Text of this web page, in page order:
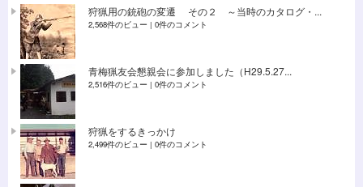
狩猟用の銃砲の変遷 その２ ～当時のカタログ・...
2,568件のビュー | 0件のコメント
青梅猟友会懇親会に参加しました（H29.5.27...
2,516件のビュー | 0件のコメント
狩猟をするきっかけ
2,499件のビュー | 0件のコメント